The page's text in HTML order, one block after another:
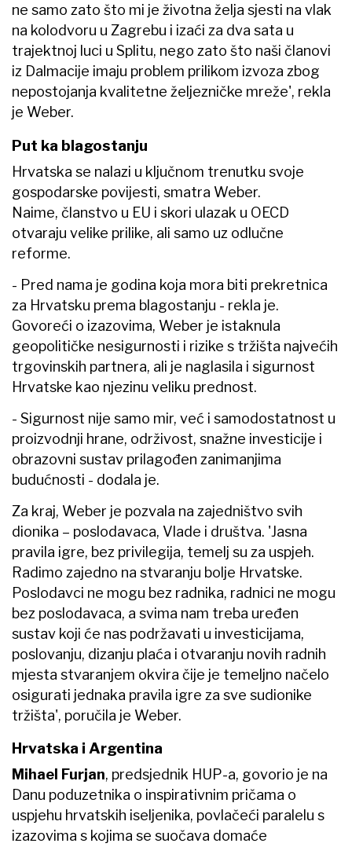
ne samo zato što mi je životna želja sjesti na vlak
na kolodvoru u Zagrebu i izaći za dva sata u
trajektnoj luci u Splitu, nego zato što naši članovi
iz Dalmacije imaju problem prilikom izvoza zbog
nepostojanja kvalitetne željezničke mreže', rekla
je Weber.
Put ka blagostanju
Hrvatska se nalazi u ključnom trenutku svoje
gospodarske povijesti, smatra Weber.
Naime, članstvo u EU i skori ulazak u OECD
otvaraju velike prilike, ali samo uz odlučne
reforme.
- Pred nama je godina koja mora biti prekretnica
za Hrvatsku prema blagostanju - rekla je.
Govoreći o izazovima, Weber je istaknula
geopolitičke nesigurnosti i rizike s tržišta najvećih
trgovinskih partnera, ali je naglasila i sigurnost
Hrvatske kao njezinu veliku prednost.
- Sigurnost nije samo mir, već i samodostatnost u
proizvodnji hrane, održivost, snažne investicije i
obrazovni sustav prilagođen zanimanjima
budućnosti - dodala je.
Za kraj, Weber je pozvala na zajedništvo svih
dionika – poslodavaca, Vlade i društva. 'Jasna
pravila igre, bez privilegija, temelj su za uspjeh.
Radimo zajedno na stvaranju bolje Hrvatske.
Poslodavci ne mogu bez radnika, radnici ne mogu
bez poslodavaca, a svima nam treba uređen
sustav koji će nas podržavati u investicijama,
poslovanju, dizanju plaća i otvaranju novih radnih
mjesta stvaranjem okvira čije je temeljno načelo
osigurati jednaka pravila igre za sve sudionike
tržišta', poručila je Weber.
Hrvatska i Argentina
Mihael Furjan, predsjednik HUP-a, govorio je na
Danu poduzetnika o inspirativnim pričama o
uspjehu hrvatskih iseljenika, povlačeći paralelu s
izazovima s kojima se suočava domaće